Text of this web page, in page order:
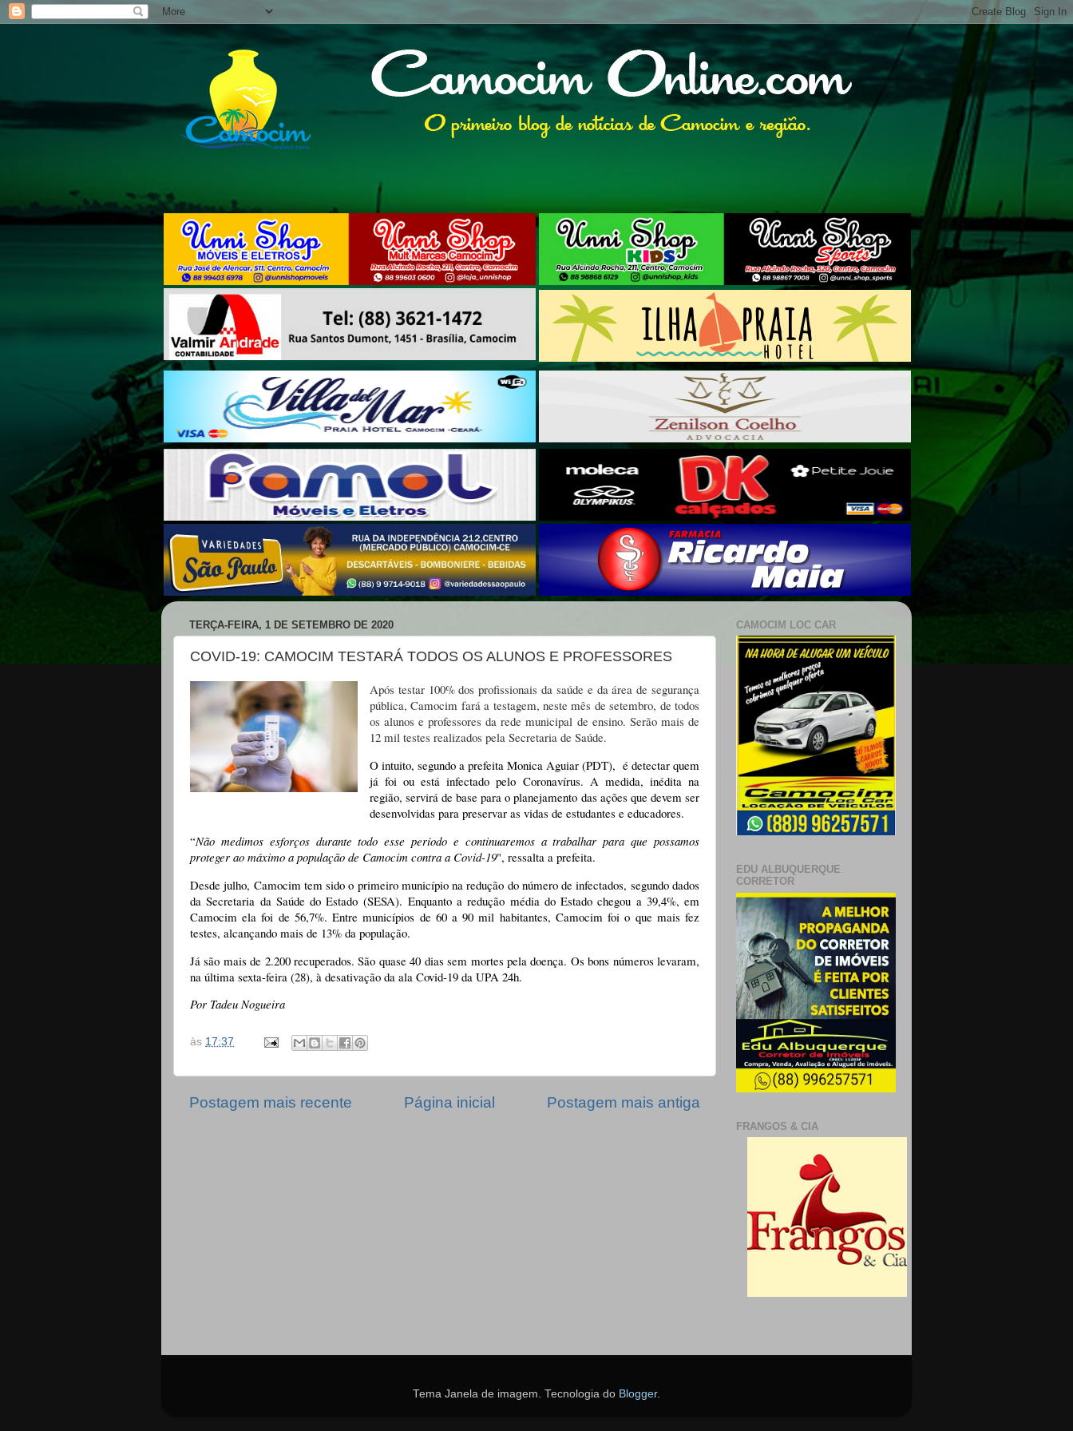
TERÇA-FEIRA, 1 DE SETEMBRO DE 2020
COVID-19: CAMOCIM TESTARÁ TODOS OS ALUNOS E PROFESSORES
Após testar 100% dos profissionais da saúde e da área de segurança
pública, Camocim fará a testagem, neste mês de setembro, de todos
os alunos e professores da rede municipal de ensino. Serão mais de
12 mil testes realizados pela Secretaria de Saúde.
O intuito, segundo a prefeita Monica Aguiar (PDT), é detectar quem
já foi ou está infectado pelo Coronavírus. A medida, inédita na
região, servirá de base para o planejamento das ações que devem ser
desenvolvidas para preservar as vidas de estudantes e educadores.
“Não medimos esforços durante todo esse período e continuaremos a trabalhar para que possamos
proteger ao máximo a população de Camocim contra a Covid-19", ressalta a prefeita.
Desde julho, Camocim tem sido o primeiro município na redução do número de infectados, segundo dados
da Secretaria da Saúde do Estado (SESA). Enquanto a redução média do Estado chegou a 39,4%, em
Camocim ela foi de 56,7%. Entre municípios de 60 a 90 mil habitantes, Camocim foi o que mais fez
testes, alcançando mais de 13% da população.
Já são mais de 2.200 recuperados. São quase 40 dias sem mortes pela doença. Os bons números levaram,
na última sexta-feira (28), à desativação da ala Covid-19 da UPA 24h.
Por Tadeu Nogueira
às 17:37
Postagem mais recente Postagem mais antiga
Página inicial
CAMOCIM LOC CAR
EDU ALBUQUERQUE
CORRETOR
FRANGOS & CIA
Tema Janela de imagem. Tecnologia do Blogger.